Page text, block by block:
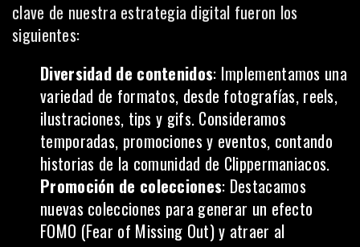
clave de nuestra estrategia digital fueron los
siguientes:
Diversidad de contenidos: Implementamos una
variedad de formatos, desde fotografías, reels,
ilustraciones, tips y gifs. Consideramos
temporadas, promociones y eventos, contando
historias de la comunidad de Clippermaniacos.
Promoción de colecciones: Destacamos
nuevas colecciones para generar un efecto
FOMO (Fear of Missing Out)y atraer al